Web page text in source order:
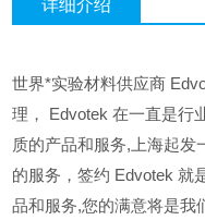
详细介绍
世界*实验材料供应商
理， Edvotek 在一直是行
质的产品和服务,上海起发
的服务，签约 Edvotek 就
品和服务,您的满意将是我